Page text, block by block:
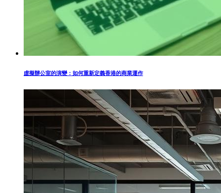
虛擬辦公室的演變：如何重新定義香港的商業運作